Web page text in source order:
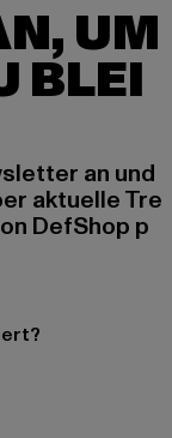
UM
BLEI
an und
aktuelle Tre
DefShop p